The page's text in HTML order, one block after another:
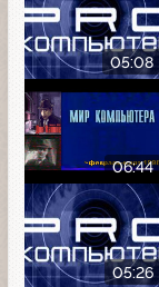
05:08
06:44
05:26